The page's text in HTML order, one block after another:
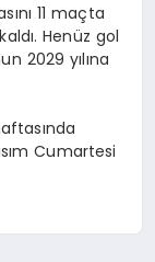
11 maçta
Henüz gol
2029 yılına
Cumartesi